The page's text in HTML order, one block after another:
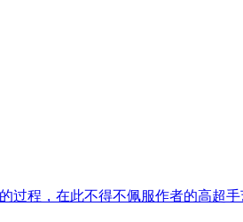
过程，在此不得不佩服作者的高超